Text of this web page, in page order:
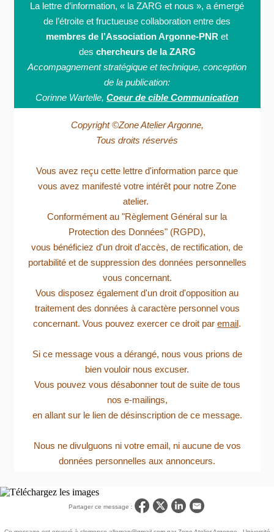
La lettre d’information, « la ZARG et nous », a émergé
de l’étroite et fructueuse collaboration entre des
membres de l’Association Argonne-PNR et
des chercheurs de la ZARG
Accompagnement stratégique et technique, conception
de la publication:
Corinne Wartelle, Coeur de cible Communication
Copyright ©Zone Atelier Argonne,
Tous droits réservés
Vous avez reçu cette lettre d'information parce que
vous avez manifesté votre intérêt pour notre Zone
atelier.
Conformément au "Règlement Général sur la
Protection des Données" (RGPD),
vous bénéficiez d'un droit d'accès, de rectification, de
portabilité et de suppression des données personnelles
vous concernant.
Vous disposez également d'un droit d'opposition au
traitement des données à caractère personnel vous
concernant. Vous pouvez exercer ce droit par email.
Si ce message vous a dérangé, nous vous prions de
bien vouloir nous excuser.
Vous pouvez vous désabonner tout de suite de tous
nos e-mailings,
en allant sur le lien de désinscription de ce message.
Nous ne divulguons ni votre email, ni aucune de vos
données personnelles aux annonceurs.
Partager ce message :